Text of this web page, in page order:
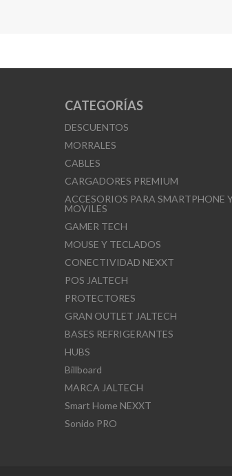
CATEGORÍAS
DESCUENTOS
MORRALES
CABLES
CARGADORES PREMIUM
ACCESORIOS PARA SMARTPHONE
MOVILES
GAMER TECH
MOUSE Y TECLADOS
CONECTIVIDAD NEXXT
POS JALTECH
PROTECTORES
GRAN OUTLET JALTECH
BASES REFRIGERANTES
HUBS
Billboard
MARCA JALTECH
Smart Home NEXXT
Sonido PRO